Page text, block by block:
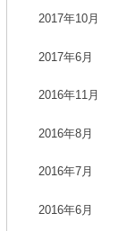
2017年10月
2017年6月
2016年11月
2016年8月
2016年7月
2016年6月